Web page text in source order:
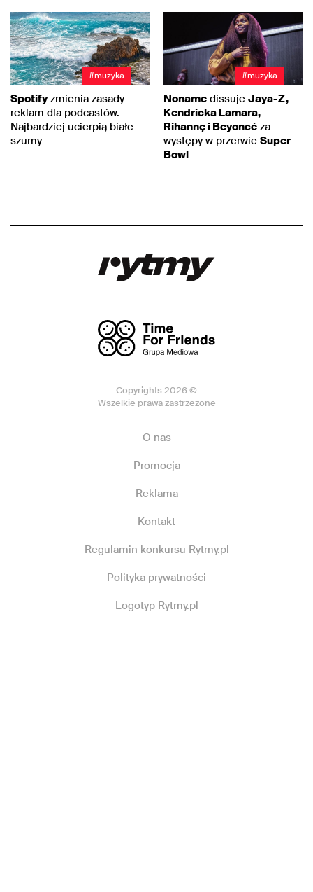
#muzyka
Spotifyzmienia zasady
reklam dla podcastów.
Najbardziej ucierpią białe
szumy
#muzyka
Noname dissuje Jaya-Z,
Kendricka Lamara,
Rihannę i Beyoncé za
występy w przerwie Super
Bowl
Copyrights 2026 ©
Wszelkie prawa zastrzeżone
O nas
Promocja
Reklama
Kontakt
Regulamin konkursu Rytmy.pl
Polityka prywatności
Logotyp Rytmy.pl